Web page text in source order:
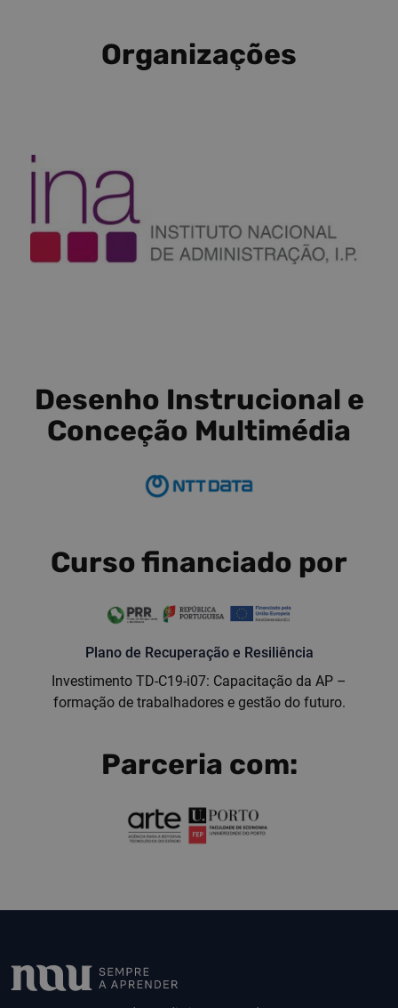
Organizações
Desenho Instrucional e
Conceção Multimédia
Curso financiado por
Plano de Recuperação e Resiliência
Investimento TD-C19-i07: Capacitação da AP –
formação de trabalhadores e gestão do futuro.
Parceria com: